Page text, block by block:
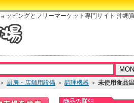
ッピングとフリーマーケット専門サイト 沖縄
＞ 厨房・店舗用設備 ＞ 調理機器 ＞ 未使用食品